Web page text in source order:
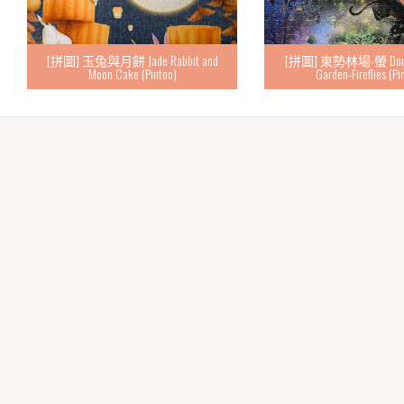
[拼圖] 玉兔與月餅 Jade Rabbit and
Moon Cake (Pintoo)
[拼圖] 東勢林場-螢
Garden-Fireflies